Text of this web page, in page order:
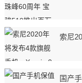
索尼
国产